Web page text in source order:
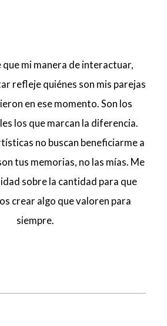
que mi manera de interactuar,
refleje quiénes son mis parejas
en ese momento. Son los
los que marcan la diferencia.
no buscan beneficiarme a
tus memorias, no las mías. Me
sobre la cantidad para que
crear algo que valoren para
siempre.